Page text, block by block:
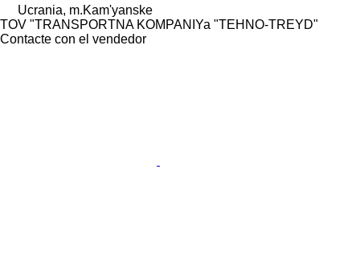
Ucrania, m.Kam'yanske
TOV "TRANSPORTNA KOMPANIYa "TEHNO-TREYD"
Contacte con el vendedor